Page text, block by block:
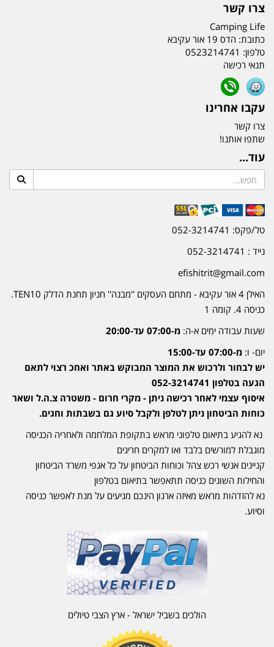
צרו קשר
Camping Life
כתובת: הדס 19 אור עקיבא
טלפון: 0523214741
תנאי רכישה
עקבו אחרינו
צרו קשר
שתפו אותנו!
עוד...
טל/פקס: 052-3214741
נייד : 052-3214741
efishitrit@gmail.com
האילן 4 אור עקיבא - מתחם העסקים ''מבנה'' חניון תחנת הדלק TEN10.
כניסה 4. קומה 1
שעות עבודה ימים א-ה: מ-07:00 עד-20:00
יום- ו: מ-07:00 עד-15:00
יש לבחור ולרכוש את המוצר המבוקש באתר ואחכ רצוי לתאם
הגעה בטלפון 052-3214741
איסוף עצמי לאחר רכישה ניתן - מקרי חרום - משטרה צ.ה.ל ושאר
כוחות הביטחון ניתן לטלפן ולקבל סיוע גם בשבתות וחגים.
נא להגיע בתיאום טלפוני מראש בתקופת המלחמה ולאחריה הכניסה
מוגבלת למורשים בלבד ואו למקרים חריגים
קניינים אנשי רכש צהל וכוחות הביטחון על כל אגפי משרד הביטחון
והחילות השונים כניסה תתאפשר בתיאום בטלפון
נא להזדהות מראש מאיזה ארגון הינכם מגיעים על מנת לאפשר כניסה
וסיוע.
הולכים בשביל ישראל - ארץ הצבי טיולים